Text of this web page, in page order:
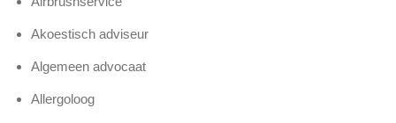
Akoestisch adviseur
Algemeen advocaat
Allergoloog